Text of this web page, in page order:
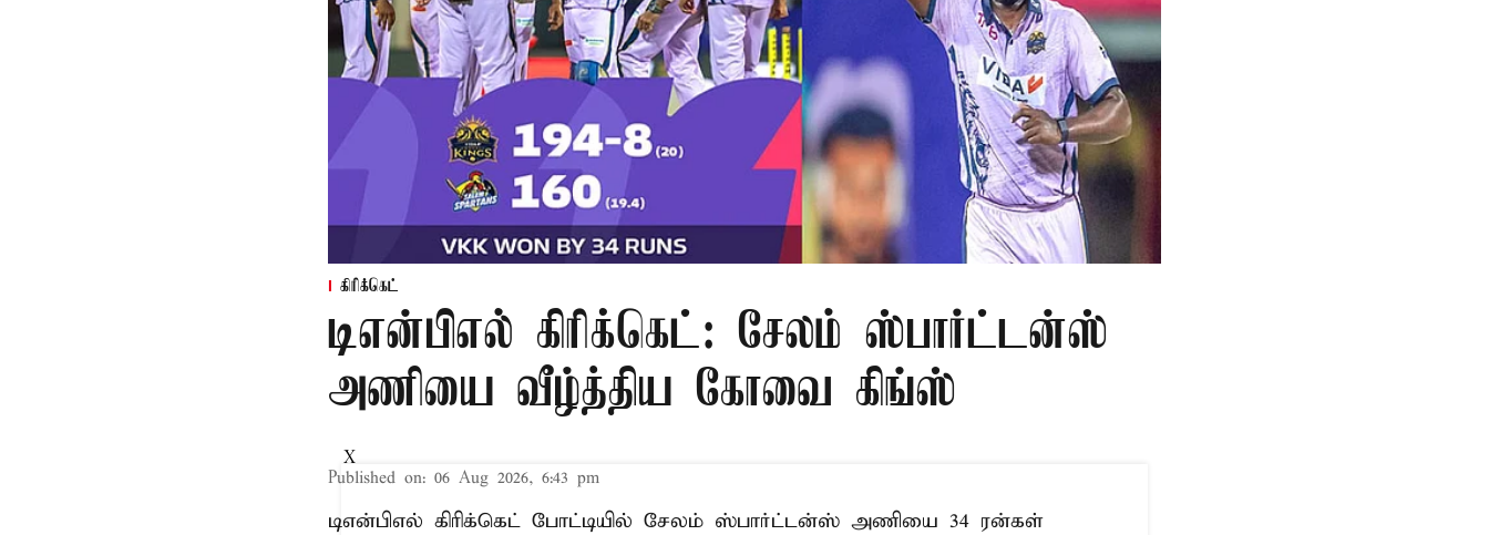
கிரிக்கெட்
டிஎன்பிஎல் கிரிக்கெட்: சேலம் ஸ்பார்ட்டன்ஸ்
அணியை வீழ்த்திய கோவை கிங்ஸ்
Published on: 06 Aug 2026, 6:43 pm
டிஎன்பிஎல் கிரிக்கெட் போட்டியில் சேலம் ஸ்பார்ட்டன்ஸ் அணியை 34 ரன்கள்
X